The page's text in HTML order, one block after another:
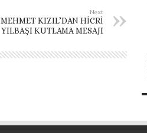
Next
MEHMET KIZIL’DAN HİCRİ
YILBAŞI KUTLAMA MESAJI